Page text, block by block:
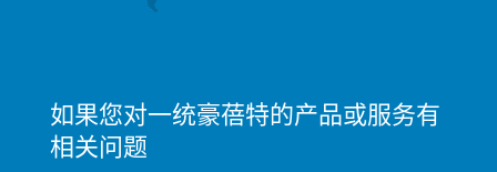
如果您对一统豪蓓特的产品或服务有
相关问题